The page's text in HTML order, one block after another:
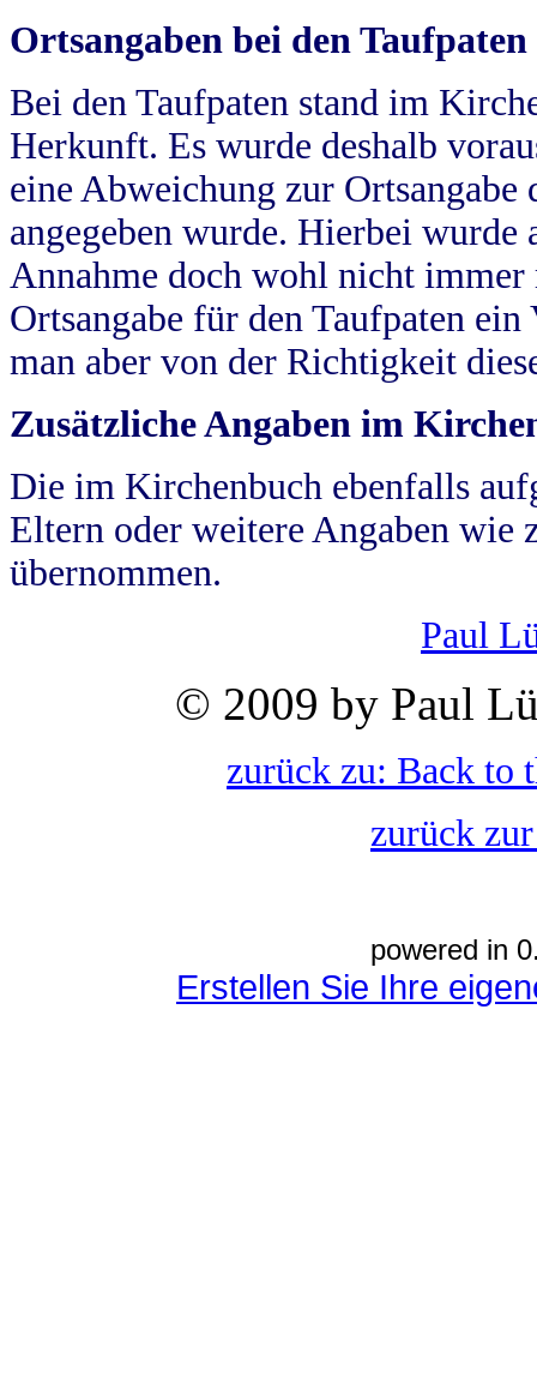
Ortsangaben bei den Taufpaten
Bei den Taufpaten stand im
Herkunft. Es wurde deshalb
eine Abweichung zur
angegeben wurde. Hierbei wurde
Annahme doch wohl nicht
Ortsangabe für den Taufpaten
man aber von der Richtigkeit
Zusätzliche Angaben im
Die im Kirchenbuch ebenfalls
Eltern oder weitere Angaben wie
übernommen.
Paul
© 2009 by Paul
zurück zu: Back to
zurück
powered in
Erstellen Sie Ihre